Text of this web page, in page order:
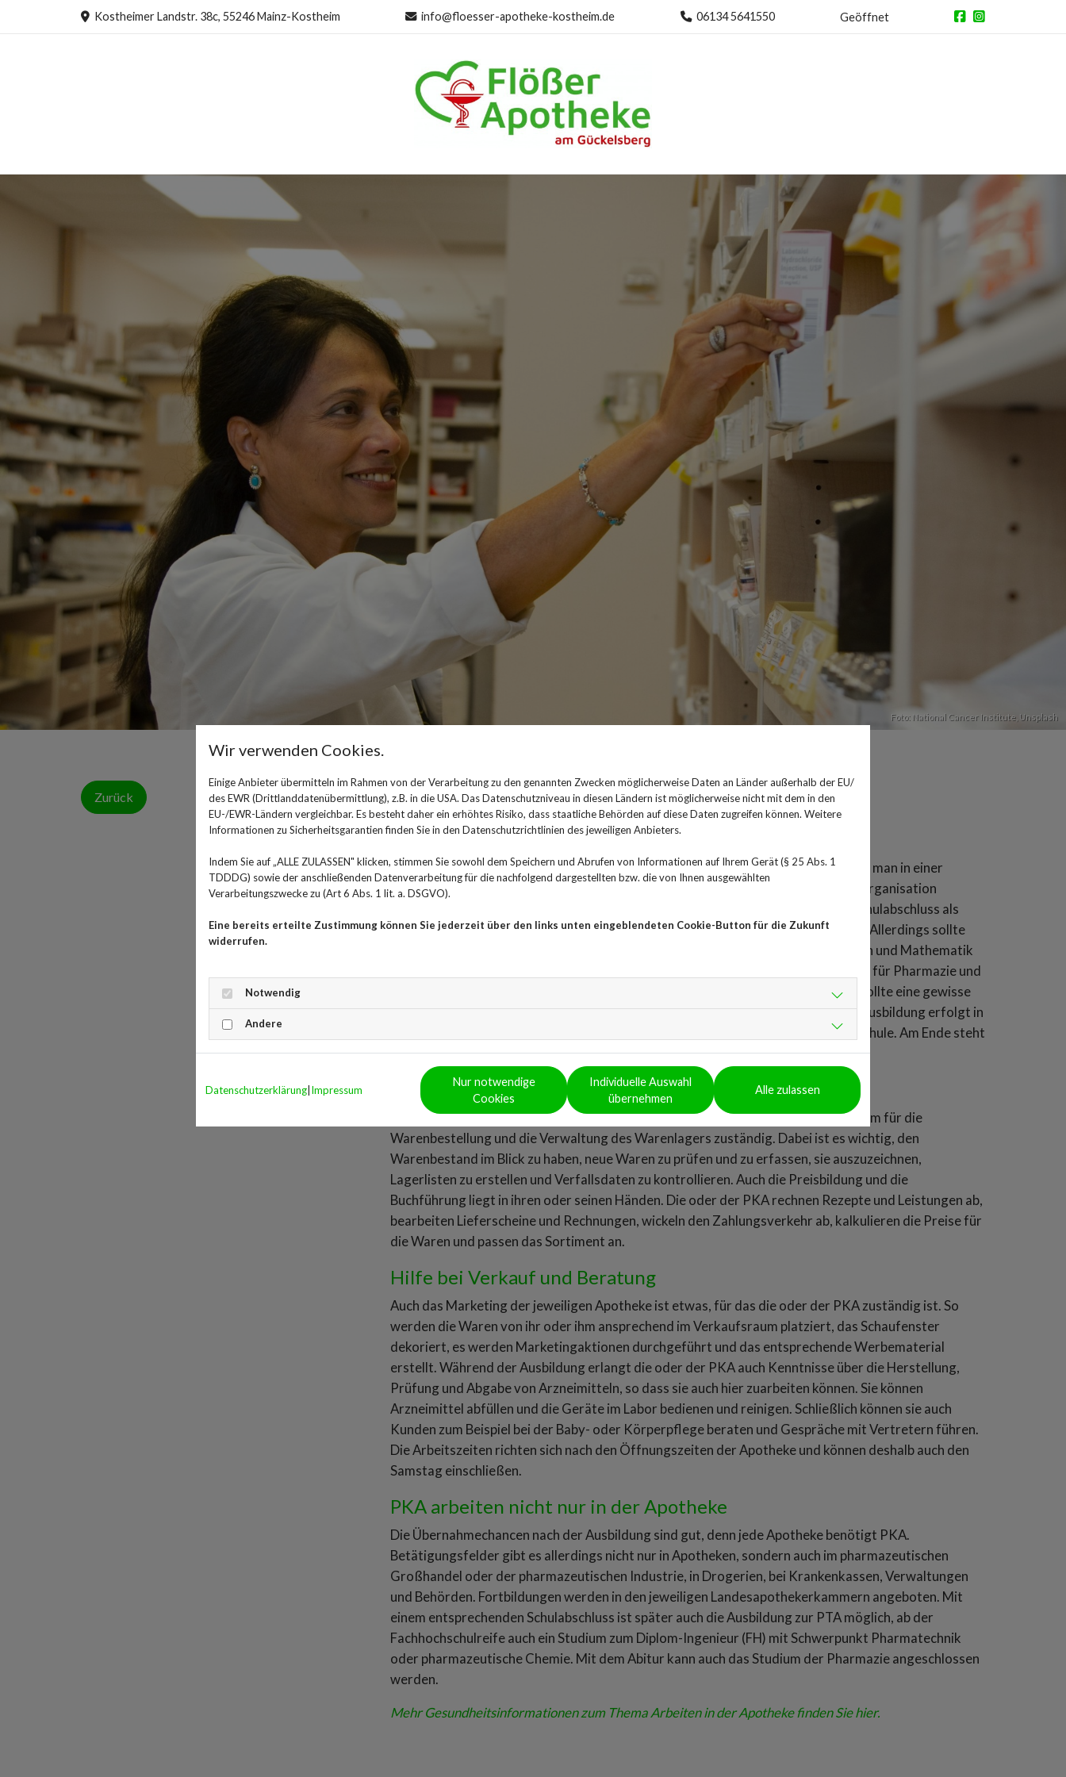
Kostheimer Landstr. 38c, 55246 Mainz-Kostheim info@floesser-apotheke-kostheim.de 06134 5641550 Geöffnet
Foto: National Cancer Institute Unsplash
Zurück Was macht man als PKA?
05. Juli 2022
Als Pharmazeutisch-kaufmännische Angestellte oder Angestellter - kurz PKA - ist man in einer
Apotheke für sehr vieles zwischen Büro und Verkaufsraum und vor allem für die Organisation
zuständig. PKA ist ein staatlich anerkannter Ausbildungsberuf. Ein besonderer Schulabschluss als
Zugangsvoraussetzung, um die Ausbildung zu beginnen, ist nicht vorgeschrieben. Allerdings sollte
die zukünftige Auszubildende oder Auszubildender gewisse Kenntnisse in Deutsch und Mathematik
mitbringen, teamfähig sein, seine Aufgaben sorgfältig erledigen und ein Interesse für Pharmazie und
den kaufmännischen Bereich mitbringen. Da PKA auch mit Kunden zu tun haben, sollte eine gewisse
Kommunikationsfähigkeit bestehen. Die Ausbildungszeit beträgt drei Jahre, die Ausbildung erfolgt in
einer öffentlichen Apotheke oder einer Krankenhausapotheke und in der Berufsschule. Am Ende steht
die Abschlussprüfung bei der Landesapothekerkammer.
Das Warenlager fest im Blick
Nach der bestandenen Prüfung ist der oder die PKA in der Apotheke unter anderem für die
Warenbestellung und die Verwaltung des Warenlagers zuständig. Dabei ist es wichtig, den
Warenbestand im Blick zu haben, neue Waren zu prüfen und zu erfassen, sie auszuzeichnen,
Lagerlisten zu erstellen und Verfallsdaten zu kontrollieren. Auch die Preisbildung und die
Buchführung liegt in ihren oder seinen Händen. Die oder der PKA rechnen Rezepte und Leistungen ab,
bearbeiten Lieferscheine und Rechnungen, wickeln den Zahlungsverkehr ab, kalkulieren die Preise für
die Waren und passen das Sortiment an.
Hilfe bei Verkauf und Beratung
Auch das Marketing der jeweiligen Apotheke ist etwas, für das die oder der PKA zuständig ist. So
werden die Waren von ihr oder ihm ansprechend im Verkaufsraum platziert, das Schaufenster
dekoriert, es werden Marketingaktionen durchgeführt und das entsprechende Werbematerial
erstellt. Während der Ausbildung erlangt die oder der PKA auch Kenntnisse über die Herstellung,
Prüfung und Abgabe von Arzneimitteln, so dass sie auch hier zuarbeiten können. Sie können
Arzneimittel abfüllen und die Geräte im Labor bedienen und reinigen. Schließlich können sie auch
Kunden zum Beispiel bei der Baby- oder Körperpflege beraten und Gespräche mit Vertretern führen.
Die Arbeitszeiten richten sich nach den Öffnungszeiten der Apotheke und können deshalb auch den
Samstag einschließen.
PKA arbeiten nicht nur in der Apotheke
Die Übernahmechancen nach der Ausbildung sind gut, denn jede Apotheke benötigt PKA.
Betätigungsfelder gibt es allerdings nicht nur in Apotheken, sondern auch im pharmazeutischen
Großhandel oder der pharmazeutischen Industrie, in Drogerien, bei Krankenkassen, Verwaltungen
und Behörden. Fortbildungen werden in den jeweiligen Landesapothekerkammern angeboten. Mit
einem entsprechenden Schulabschluss ist später auch die Ausbildung zur PTA möglich, ab der
Fachhochschulreife auch ein Studium zum Diplom-Ingenieur (FH) mit Schwerpunkt Pharmatechnik
oder pharmazeutische Chemie. Mit dem Abitur kann auch das Studium der Pharmazie angeschlossen
werden.
Mehr Gesundheitsinformationen zum Thema Arbeiten in der Apotheke finden Sie hier.
Wir verwenden Cookies.
Einige Anbieter übermitteln im Rahmen von der Verarbeitung zu den genannten Zwecken möglicherweise Daten an Länder außerhalb der EU/
des EWR (Drittlanddatenübermittlung), z.B. in die USA. Das Datenschutzniveau in diesen Ländern ist möglicherweise nicht mit dem in den
EU-/EWR-Ländern vergleichbar. Es besteht daher ein erhöhtes Risiko, dass staatliche Behörden auf diese Daten zugreifen können. Weitere
Informationen zu Sicherheitsgarantien finden Sie in den Datenschutzrichtlinien des jeweiligen Anbieters.
Indem Sie auf „ALLE ZULASSEN" klicken, stimmen Sie sowohl dem Speichern und Abrufen von Informationen auf Ihrem Gerät (§ 25 Abs. 1
TDDDG) sowie der anschließenden Datenverarbeitung für die nachfolgend dargestellten bzw. die von Ihnen ausgewählten
Verarbeitungszwecke zu (Art 6 Abs. 1 lit. a. DSGVO).
Eine bereits erteilte Zustimmung können Sie jederzeit über den links unten eingeblendeten Cookie-Button für die Zukunft
widerrufen.
Notwendig
Andere
Datenschutzerklärung|Impressum
Nur notwendige
Cookies
Individuelle Auswahl
übernehmen
Alle zulassen